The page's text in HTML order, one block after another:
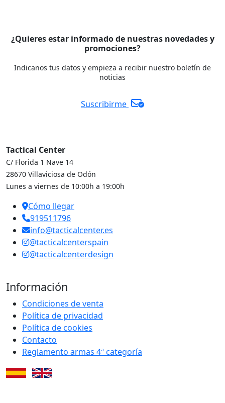
¿Quieres estar informado de nuestras novedades y
promociones?
Indicanos tus datos y empieza a recibir nuestro boletín de
noticias
Suscribirme
Tactical Center
C/ Florida 1 Nave 14
28670 Villaviciosa de Odón
Lunes a viernes de 10:00h a 19:00h
Cómo llegar
919511796
info@tacticalcenter.es
@tacticalcenterspain
@tacticalcenterdesign
Información
Condiciones de venta
Política de privacidad
Política de cookies
Contacto
Reglamento armas 4ª categoría